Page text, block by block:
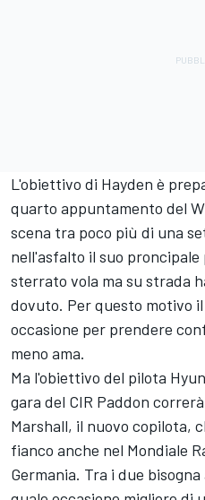
L'obiettivo di Hayden è
quarto appuntamento del
scena tra poco più di una
nell'asfalto il suo proncipale
sterrato vola ma su strada
dovuto. Per questo motivo
occasione per prendere
meno ama.
Ma l'obiettivo del pilota
gara del CIR Paddon
Marshall, il nuovo copilota,
fianco anche nel Mondiale
Germania. Tra i due